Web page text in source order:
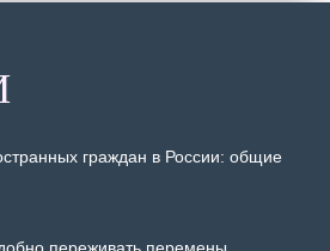
граждан в России: общие